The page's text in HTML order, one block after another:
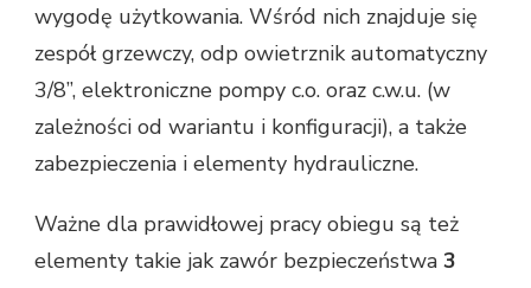
wygodę użytkowania. Wśród nich znajduje się
zespół grzewczy, odp owietrznik automatyczny
3/8’’, elektroniczne pompy c.o. oraz c.w.u. (w
zależności od wariantu i konfiguracji), a także
zabezpieczenia i elementy hydrauliczne.
Ważne dla prawidłowej pracy obiegu są też
elementy takie jak zawór bezpieczeństwa 3